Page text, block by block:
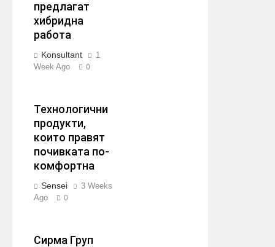
предлагат
хибридна
работа
Konsultant
1
Week Ago
0
Технологични
продукти,
които правят
почивката по-
комфортна
Sensei
3 Weeks
Ago
0
Сирма Груп